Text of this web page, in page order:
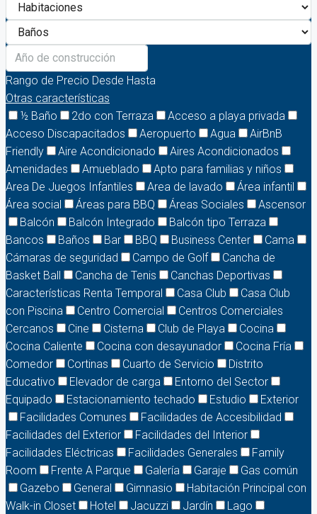
Rango de Precio Desde Hasta
Otras características
½ Baño
2do con Terraza
Acceso a playa privada
Acceso Discapacitados
Aeropuerto Agua
AirBnB
Friendly
Aire Acondicionado
Aires Acondicionados
Amenidades
Amueblado
Apto para familias y niños
Area De Juegos Infantiles
Area de lavado
Área infantil
Área social
Áreas para BBQ Áreas Sociales
Ascensor
Balcón
Balcón Integrado
Balcón tipo Terraza
Bancos
Baños Bar BBQ Business Center
Cama
Cámaras de seguridad
Campo de Golf
Cancha de
Basket Ball
Cancha de Tenis
Canchas Deportivas
Características Renta Temporal
Casa Club
Casa Club
con Piscina
Centro Comercial
Centros Comerciales
Cercanos
Cine Cisterna Club de Playa
Cocina
Cocina Caliente
Cocina con desayunador
Cocina Fría
Comedor
Cortinas Cuarto de Servicio
Distrito
Educativo
Elevador de carga
Entorno del Sector
Equipado
Estacionamiento techado Estudio
Exterior
Facilidades Comunes
Facilidades de Accesibilidad
Facilidades del Exterior
Facilidades del Interior
Facilidades Eléctricas
Facilidades Generales
Family
Room
Frente A Parque Galería Garaje
Gas común
Gazebo
General Gimnasio
Habitación Principal con
Walk-in Closet
Hotel Jacuzzi Jardín
Lago